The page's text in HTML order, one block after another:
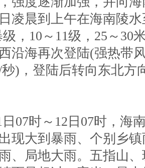
凌晨到上午在海南陵
，10～11级，25～30
沿海再次登陆(强热带
)，登陆后转向东北方
07时～12日07时，海
现大到暴雨、个别乡
、局地大雨。五指山